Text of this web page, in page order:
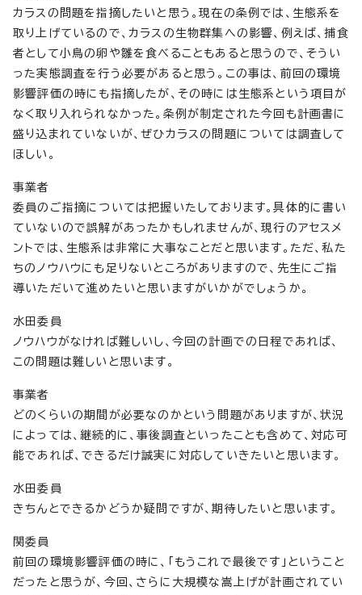
カラスの問題を指摘したいと思う。現在の条例では、生態系を
取り上げているので、カラスの生物群集への影響、例えば、捕食
者として小鳥の卵や雛を食べることもあると思うので、そうい
った実態調査を行う必要があると思う。この事は、前回の環境
影響評価の時にも指摘したが、その時には生態系という項目が
なく取り入れられなかった。条例が制定された今回も計画書に
盛り込まれていないが、ぜひカラスの問題については調査して
ほしい。
事業者
委員のご指摘については把握いたしております。具体的に書い
ていないので誤解があったかもしれませんが、現行のアセスメ
ントでは、生態系は非常に大事なことだと思います。ただ、私た
ちのノウハウにも足りないところがありますので、先生にご指
導いただいて進めたいと思いますがいかがでしょうか。
水田委員
ノウハウがなければ難しいし、今回の計画での日程であれば、
この問題は難しいと思います。
事業者
どのくらいの期間が必要なのかという問題がありますが、状況
によっては、継続的に、事後調査といったことも含めて、対応可
能であれば、できるだけ誠実に対応していきたいと思います。
水田委員
きちんとできるかどうか疑問ですが、期待したいと思います。
関委員
前回の環境影響評価の時に、「もうこれで最後です」ということ
だったと思うが、今回、さらに大規模な嵩上げが計画されてい